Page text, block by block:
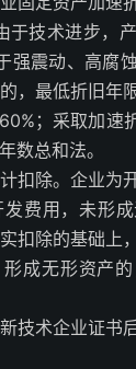
于技术进步，
强震动、高腐
，最低折旧年
；采取加速
数总和法。
计扣除。企业为
费用，未形
扣除的基础上
成无形资产
新技术企业证书